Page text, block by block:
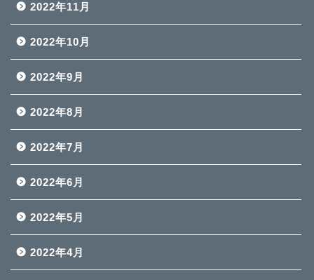
2022年11月
2022年10月
2022年9月
2022年8月
2022年7月
2022年6月
2022年5月
2022年4月